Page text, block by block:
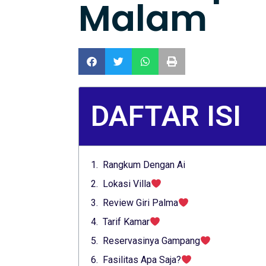
Malam
DAFTAR ISI
Rangkum Dengan Ai
Lokasi Villa
Review Giri Palma
Tarif Kamar
Reservasinya Gampang
Fasilitas Apa Saja?